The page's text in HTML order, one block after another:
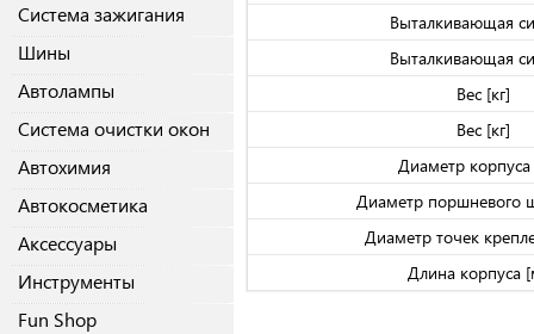
Система зажигания
Шины
Автолампы
Система очистки окон
Автохимия
Автокосметика
Аксессуары
Инструменты
Fun Shop
Выталкивающая
Выталкивающая
Вес [кг]
Вес [кг]
Диаметр
Диаметр поршневого
Диаметр точек
Длина корпуса